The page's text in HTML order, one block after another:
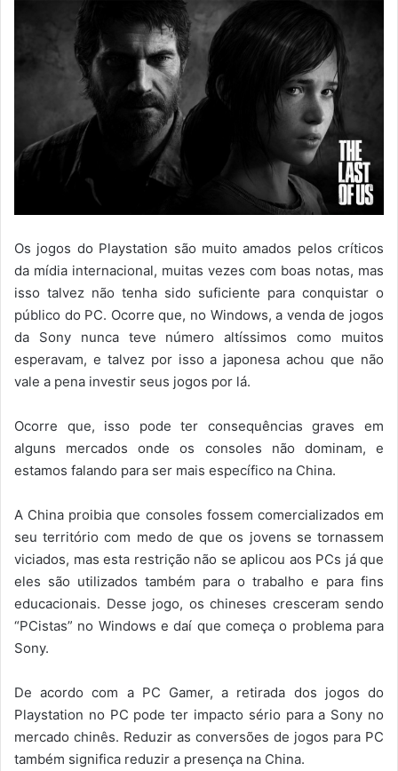
Os jogos do Playstation são muito amados pelos críticos
da mídia internacional, muitas vezes com boas notas, mas
isso talvez não tenha sido suficiente para conquistar o
público do PC. Ocorre que, no Windows, a venda de jogos
da Sony nunca teve número altíssimos como muitos
esperavam, e talvez por isso a japonesa achou que não
vale a pena investir seus jogos por lá.
Ocorre que, isso pode ter consequências graves em
alguns mercados onde os consoles não dominam, e
estamos falando para ser mais específico na China.
A China proibia que consoles fossem comercializados em
seu território com medo de que os jovens se tornassem
viciados, mas esta restrição não se aplicou aos PCs já que
eles são utilizados também para o trabalho e para fins
educacionais. Desse jogo, os chineses cresceram sendo
“PCistas” no Windows e daí que começa o problema para
Sony.
De acordo com a PC Gamer, a retirada dos jogos do
Playstation no PC pode ter impacto sério para a Sony no
mercado chinês. Reduzir as conversões de jogos para PC
também significa reduzir a presença na China.